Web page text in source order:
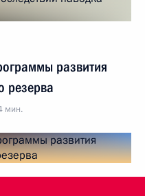
развития
резерва
мин.